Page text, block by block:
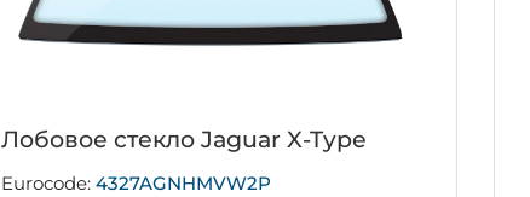
Лобовое стекло Jaguar X-Type
Eurocode: 4327AGNHMVW2P